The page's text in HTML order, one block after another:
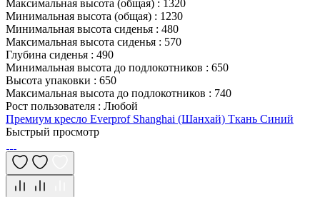
Максимальная высота (общая) : 1320
Минимальная высота (общая) : 1230
Минимальная высота сиденья : 480
Максимальная высота сиденья : 570
Глубина сиденья : 490
Минимальная высота до подлокотников : 650
Высота упаковки : 650
Максимальная высота до подлокотников : 740
Рост пользователя : Любой
Премиум кресло Everprof Shanghai (Шанхай) Ткань Синий
Быстрый просмотр